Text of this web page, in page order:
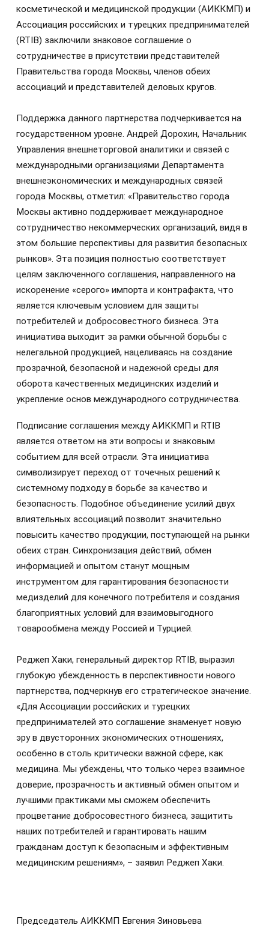
косметической и медицинской продукции (АИККМП) и
Ассоциация российских и турецких предпринимателей
(RTIB) заключили знаковое соглашение о
сотрудничестве в присутствии представителей
Правительства города Москвы, членов обеих
ассоциаций и представителей деловых кругов.
Поддержка данного партнерства подчеркивается на
государственном уровне. Андрей Дорохин, Начальник
Управления внешнеторговой аналитики и связей с
международными организациями Департамента
внешнеэкономических и международных связей
города Москвы, отметил: «Правительство города
Москвы активно поддерживает международное
сотрудничество некоммерческих организаций, видя в
этом большие перспективы для развития безопасных
рынков». Эта позиция полностью соответствует
целям заключенного соглашения, направленного на
искоренение «серого» импорта и контрафакта, что
является ключевым условием для защиты
потребителей и добросовестного бизнеса. Эта
инициатива выходит за рамки обычной борьбы с
нелегальной продукцией, нацеливаясь на создание
прозрачной, безопасной и надежной среды для
оборота качественных медицинских изделий и
укрепление основ международного сотрудничества.
Подписание соглашения между АИККМП и RTIB
является ответом на эти вопросы и знаковым
событием для всей отрасли. Эта инициатива
символизирует переход от точечных решений к
системному подходу в борьбе за качество и
безопасность. Подобное объединение усилий двух
влиятельных ассоциаций позволит значительно
повысить качество продукции, поступающей на рынки
обеих стран. Синхронизация действий, обмен
информацией и опытом станут мощным
инструментом для гарантирования безопасности
медизделий для конечного потребителя и создания
благоприятных условий для взаимовыгодного
товарообмена между Россией и Турцией.
Реджеп Хаки, генеральный директор RTIB, выразил
глубокую убежденность в перспективности нового
партнерства, подчеркнув его стратегическое значение.
«Для Ассоциации российских и турецких
предпринимателей это соглашение знаменует новую
эру в двусторонних экономических отношениях,
особенно в столь критически важной сфере, как
медицина. Мы убеждены, что только через взаимное
доверие, прозрачность и активный обмен опытом и
лучшими практиками мы сможем обеспечить
процветание добросовестного бизнеса, защитить
наших потребителей и гарантировать нашим
гражданам доступ к безопасным и эффективным
медицинским решениям», – заявил Реджеп Хаки.
Председатель АИККМП Евгения Зиновьева